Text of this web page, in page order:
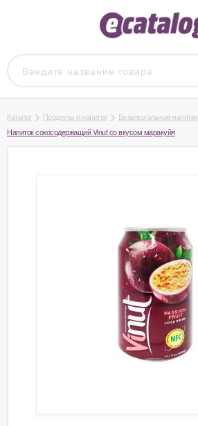
Каталог Продукты и напитки Безалкогольные напитки
Напиток сокосодержащий Vinut со вкусом маракуйя